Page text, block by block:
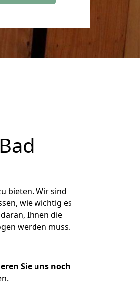
bieten. Wir sind
wie wichtig es
Ihnen die
werden muss.
Sie uns noch